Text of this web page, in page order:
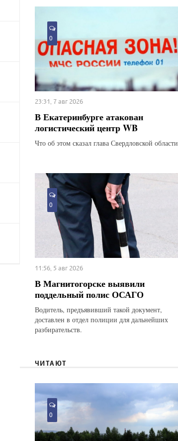
0
23:31, 7 авг 2026
В Екатеринбурге атакован
логистический центр WB
Что об этом сказал глава Свердловской области
0
11:56, 5 авг 2026
В Магнитогорске выявили
поддельный полис ОСАГО
Водитель, предъявивший такой документ,
доставлен в отдел полиции для дальнейших
разбирательств.
ЧИТАЮТ
0